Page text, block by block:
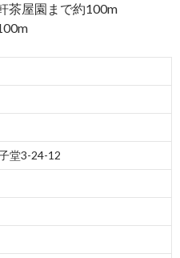
茶屋園まで約100m
堂3-24-12